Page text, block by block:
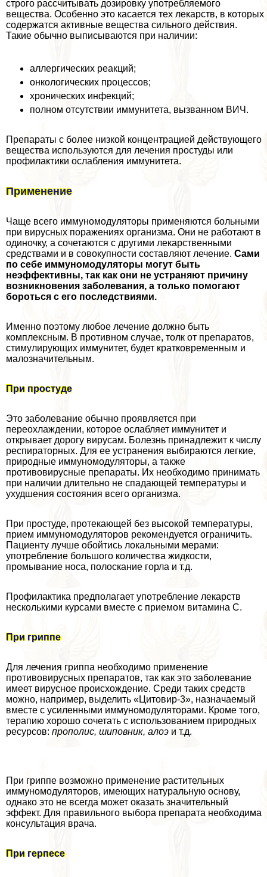
строго рассчитывать дозировку употрeбляемого
вещества. Особенно это касается тех лекарств, в которых
содержатся активные вещества сильного действия.
Такие обычно выписываются при наличии:
аллергических реакций;
oнкoлoгических процессов;
хронических инфекций;
полном отсутствии иммунитета, вызванном ВИЧ.
Препараты с более низкой концентрацией действующего
вещества используются для лечения простуды или
профилактики ослабления иммунитета.
Применение
Чаще всего иммуномодуляторы применяются больными
при вирусных поражениях организма. Они не работают в
одиночку, а сочетаются с другими лекарственными
средствами и в совокупности составляют лечение. Сами
по себе иммуномодуляторы могут быть
неэффективны, так как они не устраняют причину
возникновения заболевания, а только помогают
бороться с его последствиями.
Именно поэтому любое лечение должно быть
комплексным. В противном случае, толк от препаратов,
стимулирующих иммунитет, будет кратковременным и
малозначительным.
При простуде
Это заболевание обычно проявляется при
переохлаждении, которое ослабляет иммунитет и
открывает дорогу вирусам. Болезнь принадлежит к числу
респираторных. Для ее устранения выбираются легкие,
природные иммуномодуляторы, а также
противовирусные препараты. Их необходимо принимать
при наличии длительно не спадающей температуры и
ухудшения состояния всего организма.
При простуде, протекающей без высокой температуры,
прием иммуномодуляторов рекомендуется ограничить.
Пациенту лучше обойтись локальными мерами:
употрeбление большого количества жидкости,
промывание носа, полоскание горла и т.д.
Профилактика предполагает употрeбление лекарств
несколькими курсами вместе с приемом витамина С.
При гриппе
Для лечения гриппа необходимо применение
противовирусных препаратов, так как это заболевание
имеет вирусное происхождение. Среди таких средств
можно, например, выделить «Цитовир-3», назначаемый
вместе с усиленными иммуномодуляторами. Кроме того,
терапию хорошо сочетать с использованием природных
ресурсов: прополис, шиповник, алоэ и т.д.
При гриппе возможно применение растительных
иммуномодуляторов, имеющих натуральную основу,
однако это не всегда может оказать значительный
эффект. Для правильного выбора препарата необходима
консультация врача.
При гepпeсе